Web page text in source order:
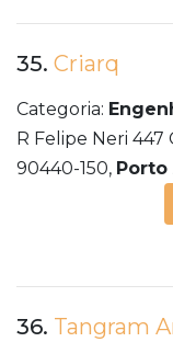
35. Criarq
Categoria:
R Felipe Neri 447
90440-150,
36. Tangram